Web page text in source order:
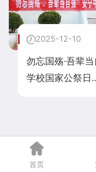
2025-12-10
勿忘国殇·吾辈
学校国家公祭日
首页